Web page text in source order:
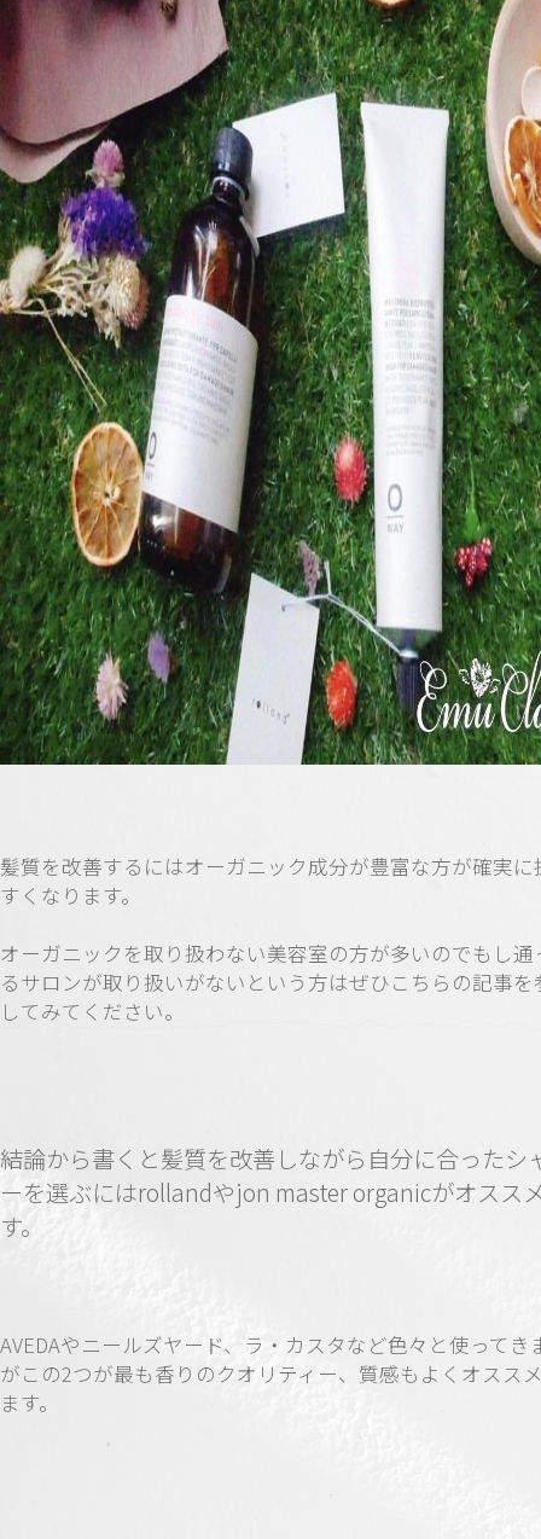
髪質を改善するにはオーガニック成分が豊富な方が確実に
すくなります。
オーガニックを取り扱わない美容室の方が多いのでもし通
るサロンが取り扱いがないという方はぜひこちらの記事を
してみてください。
結論から書くと髪質を改善しながら自分に合ったシ
ーを選ぶにはrollandやjon master organicがオスス
す。
AVEDAやニールズヤード、ラ・カスタなど色々と使ってき
がこの2つが最も香りのクオリティー、質感もよくオスス
ます。